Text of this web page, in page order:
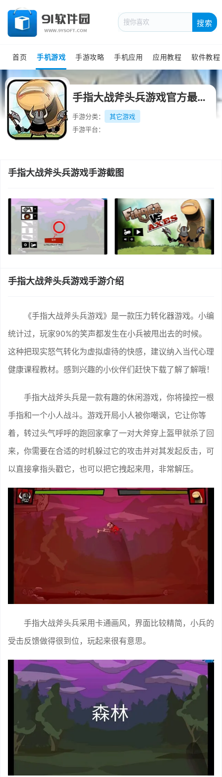
搜索
首页 手机游戏 手游攻略 手机应用 应用教程 软件教程
手指大战斧头兵游戏官方最新版
手游分类：
其它游戏
手游平台：
手指大战斧头兵游戏手游截图
手指大战斧头兵游戏手游介绍
《手指大战斧头兵游戏》是一款压力转化器游戏。小编
统计过，玩家90%的笑声都发生在小兵被甩出去的时候。
这种把现实怒气转化为虚拟虐待的快感，建议纳入当代心理
健康课程教材。感到兴趣的小伙伴们赶快下载了解了解哦！
手指大战斧头兵是一款有趣的休闲游戏，你将操控一根
手指和一个小人战斗。游戏开局小人被你嘲讽，它让你等
着，转过头气呼呼的跑回家拿了一对大斧穿上盔甲就杀了回
来，你需要在合适的时机躲过它的攻击并对其发起反击，可
以直接拿指头戳它，也可以把它拽起来甩，非常解压。
手指大战斧头兵采用卡通画风，界面比较精简，小兵的
受击反馈做得很到位，玩起来很有意思。